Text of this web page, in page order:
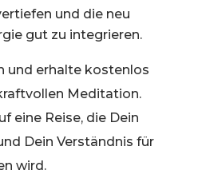
und die neu
gut zu integrieren.
und erhalte kostenlos
Meditation.
eine Reise, die Dein
Dein Verständnis für
wird.